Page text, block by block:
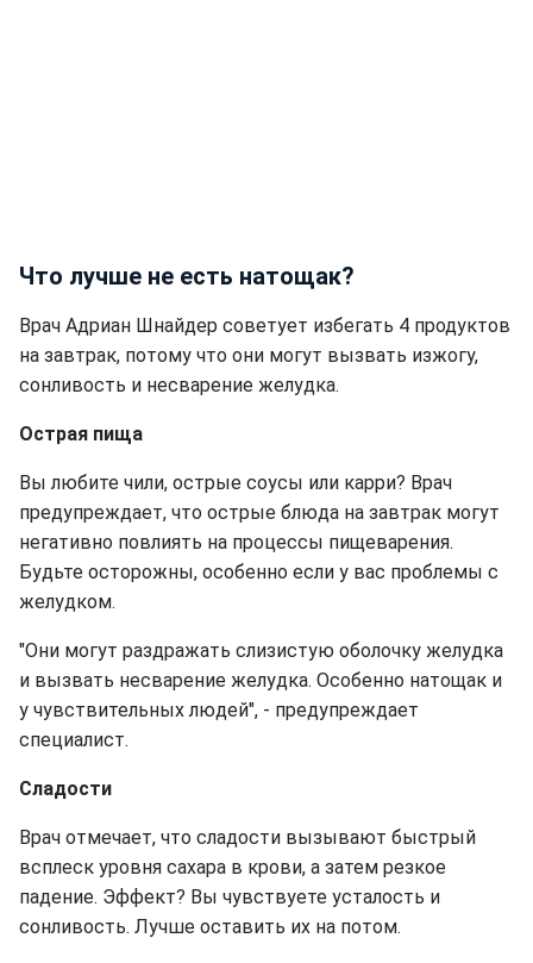
Что лучше не есть натощак?
Врач Адриан Шнайдер советует избегать 4 продуктов
на завтрак, потому что они могут вызвать изжогу,
сонливость и несварение желудка.
Острая пища
Вы любите чили, острые соусы или карри? Врач
предупреждает, что острые блюда на завтрак могут
негативно повлиять на процессы пищеварения.
Будьте осторожны, особенно если у вас проблемы с
желудком.
"Они могут раздражать слизистую оболочку желудка
и вызвать несварение желудка. Особенно натощак и
у чувствительных людей", - предупреждает
специалист.
Сладости
Врач отмечает, что сладости вызывают быстрый
всплеск уровня сахара в крови, а затем резкое
падение. Эффект? Вы чувствуете усталость и
сонливость. Лучше оставить их на потом.